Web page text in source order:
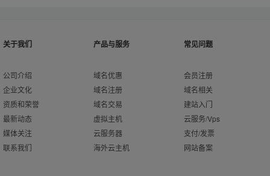
关于我们
公司介绍
企业文化
资质和荣誉
最新动态
媒体关注
联系我们
产品与服务
域名优惠
域名注册
域名交易
虚拟主机
云服务器
海外云主机
常见问题
会员注册
域名相关
建站入门
云服务/Vps
支付/发票
网站备案